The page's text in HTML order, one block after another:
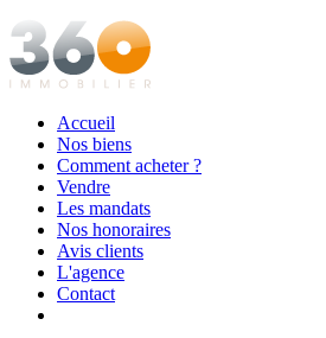
Accueil
Nos biens
Comment acheter ?
Vendre
Les mandats
Nos honoraires
Avis clients
L'agence
Contact